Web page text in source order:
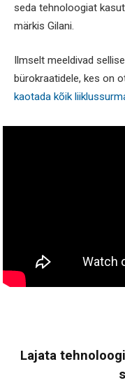
seda tehnoloogiat
märkis Gilani.
Ilmselt meeldivad
bürokraatidele, kes on
kaotada kõik
Lajata